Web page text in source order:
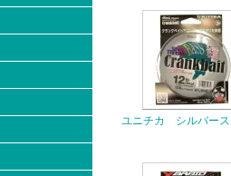
ユニチカ シルバース